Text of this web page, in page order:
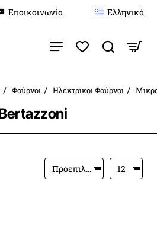
Εποικοινωνία Ελληνικά
Φούρνοι Ηλεκτρικοι Φούρνοι